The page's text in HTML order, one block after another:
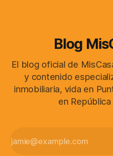
Blog
El blog oficial de
y contenido
inmobiliaria, vida en
en